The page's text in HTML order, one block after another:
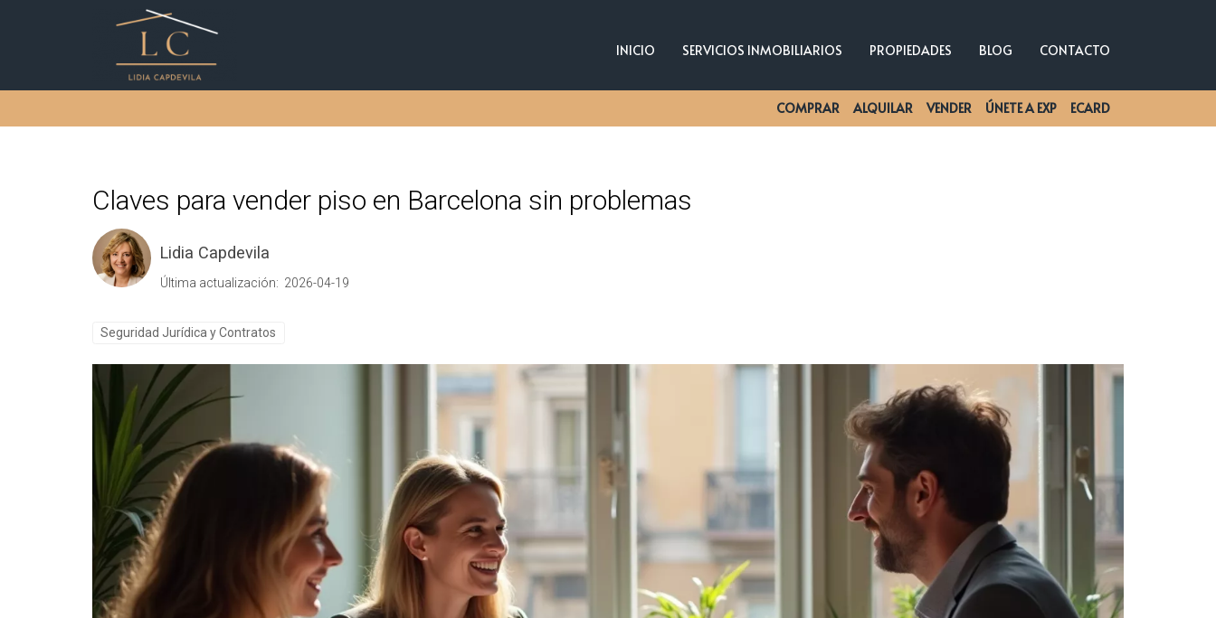
INICIO SERVICIOS INMOBILIARIOS PROPIEDADES BLOG CONTACTO
COMPRAR ALQUILAR VENDER ÚNETE A EXP ECARD
Claves para vender piso en Barcelona sin problemas
Lidia Capdevila
Última actualización: 2026-04-19
Seguridad Jurídica y Contratos